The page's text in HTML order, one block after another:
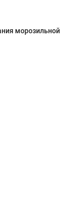
морозильной